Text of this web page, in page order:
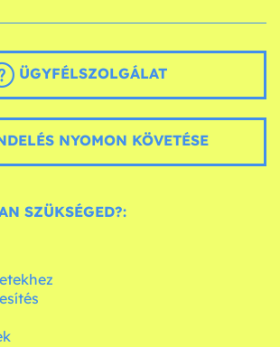
ÜGYFÉLSZOLGÁLAT
NYOMON KÖVETÉSE
SZÜKSÉGED?: